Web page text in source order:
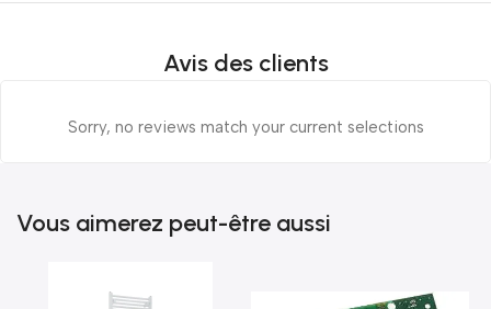
Avis des clients
Sorry, no reviews match your current selections
Vous aimerez peut-être aussi